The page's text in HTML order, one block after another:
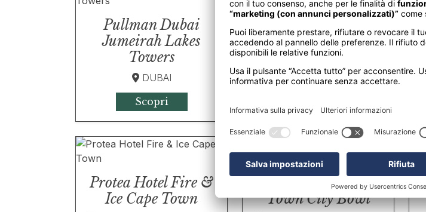
Pullman Dubai
Jumeirah Lakes
Towers
DUBAI
Scopri
EQ Hotel
MALESIA, KUALA LUMPUR
Scopri
Protea Hotel Fire &
Ice Cape Town
Sunsquare Cape
Town City Bowl